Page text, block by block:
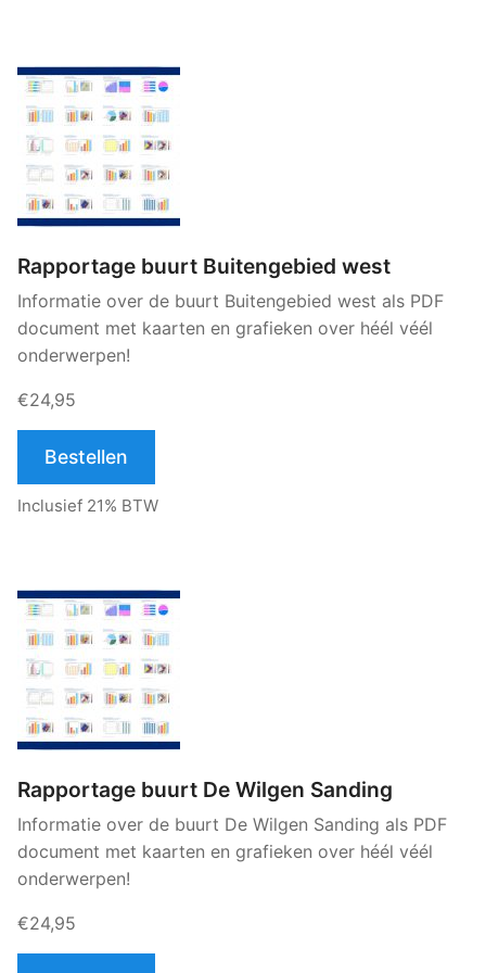
Rapportage buurt Buitengebied west
Informatie over de buurt Buitengebied west als PDF
document met kaarten en grafieken over héél véél
onderwerpen!
€24,95
Bestellen
Inclusief 21% BTW
Rapportage buurt De Wilgen Sanding
Informatie over de buurt De Wilgen Sanding als PDF
document met kaarten en grafieken over héél véél
onderwerpen!
€24,95